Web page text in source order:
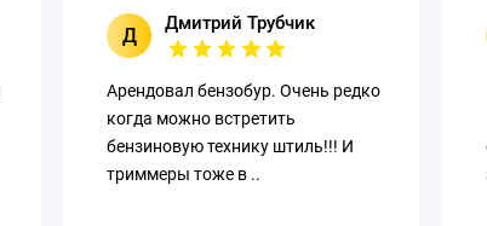
Д
Дмитрий Трубчик
Арендовал бензобур. Очень редко
когда можно встретить
бензиновую технику штиль!!! И
триммеры тоже в ..